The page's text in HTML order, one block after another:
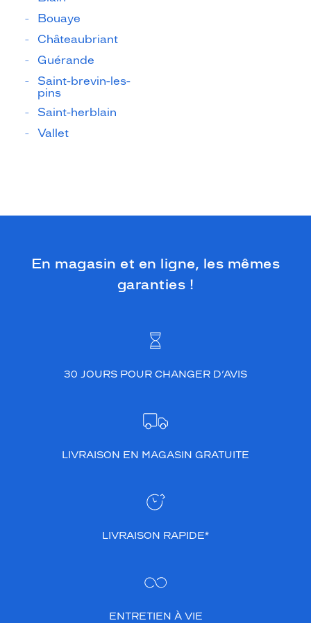
Bouaye
Châteaubriant
Guérande
Saint-brevin-les-
pins
Saint-herblain
Vallet
En magasin et en ligne, les mêmes
garanties !
30 JOURS POUR CHANGER D’AVIS
LIVRAISON EN MAGASIN GRATUITE
LIVRAISON RAPIDE*
ENTRETIEN À VIE